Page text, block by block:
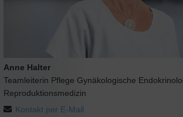
Anne Halter
Teamleiterin Pflege Gynäkologische
Reproduktionsmedizin
Kontakt per E-Mail